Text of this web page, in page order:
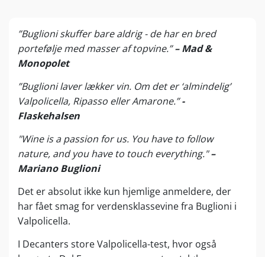
”Buglioni skuffer bare aldrig - de har en bred
portefølje med masser af topvine.”– Mad &
Monopolet
”Buglioni laver lækker vin. Om det er ‘almindelig’
Valpolicella, Ripasso eller Amarone.”-
Flaskehalsen
"Wine is a passion for us. You have to follow
nature, and you have to touch everything."–
Mariano Buglioni
Det er absolut ikke kun hjemlige anmeldere, der
har fået smag for verdensklassevine fra Buglioni i
Valpolicella.
I Decanters store Valpolicella-test, hvor også